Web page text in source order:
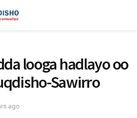
looga hadlayo oo
Sawirro
ago